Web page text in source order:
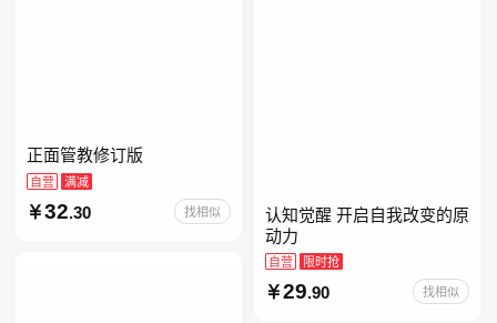
正面管教修订版
自营 满减
32.30 找相似
认知觉醒 开启自我改变的原
动力
自营 限时抢
29.90 找相似